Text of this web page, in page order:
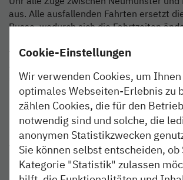
aus. Alle ausfallenden Fahrten ersetzt
Busse, wodurch sich die Fahrtzeiten
teilweise vor der planmäßigen
sicherzustellen.
Die nordbahn bittet ihre Fahrgäste, sich
Reisebeginn über die Änderungen zu
Fahrräder können in den Bussen nicht
werden. Hinweis für
Die Busse bieten einen
Haltestellen der Busse sind im
Cookie-Einstellungen
Wir verwenden Cookies, um
optimales Webseiten-Erlebnis zu
zählen Cookies, die für den
notwendig sind und solche, die
anonymen Statistikzwecken
Sie können selbst entscheiden, ob
Kategorie "Statistik" zulassen